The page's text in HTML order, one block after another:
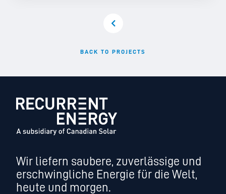
BACK TO PROJECTS
Wir liefern saubere, zuverlässige und
erschwingliche Energie für die Welt,
heute und morgen.